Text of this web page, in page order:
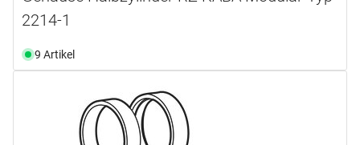
2214-1
9 Artikel